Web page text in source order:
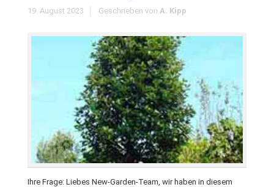
19. August 2023 Geschrieben von A. Kipp
Ihre Frage: Liebes New-Garden-Team, wir haben in diesem